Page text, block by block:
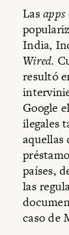
Lasapps
India,
Wired.
resultó
Google
ilegales
aquellas
países,
las
caso de